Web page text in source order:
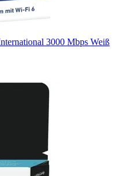
3000 Mbps Weiß